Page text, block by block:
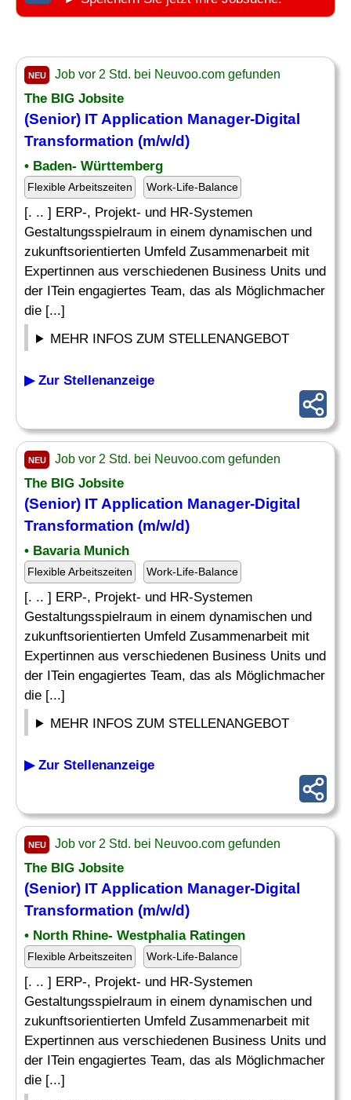
NEU Job vor 2 Std. bei Neuvoo.com gefunden
The BIG Jobsite
(Senior) IT Application Manager-Digital
Transformation (m/w/d)
• Baden- Württemberg
Flexible Arbeitszeiten Work-Life-Balance
[. .. ] ERP-, Projekt- und HR-Systemen
Gestaltungsspielraum in einem dynamischen und
zukunftsorientierten Umfeld Zusammenarbeit mit
Expertinnen aus verschiedenen Business Units und
der ITein engagiertes Team, das als Möglichmacher
die [...]
MEHR INFOS ZUM STELLENANGEBOT
▶ Zur Stellenanzeige
NEU Job vor 2 Std. bei Neuvoo.com gefunden
The BIG Jobsite
(Senior) IT Application Manager-Digital
Transformation (m/w/d)
• Bavaria Munich
Flexible Arbeitszeiten Work-Life-Balance
[. .. ] ERP-, Projekt- und HR-Systemen
Gestaltungsspielraum in einem dynamischen und
zukunftsorientierten Umfeld Zusammenarbeit mit
Expertinnen aus verschiedenen Business Units und
der ITein engagiertes Team, das als Möglichmacher
die [...]
MEHR INFOS ZUM STELLENANGEBOT
▶ Zur Stellenanzeige
NEU Job vor 2 Std. bei Neuvoo.com gefunden
The BIG Jobsite
(Senior) IT Application Manager-Digital
Transformation (m/w/d)
• North Rhine- Westphalia Ratingen
Flexible Arbeitszeiten Work-Life-Balance
[. .. ] ERP-, Projekt- und HR-Systemen
Gestaltungsspielraum in einem dynamischen und
zukunftsorientierten Umfeld Zusammenarbeit mit
Expertinnen aus verschiedenen Business Units und
der ITein engagiertes Team, das als Möglichmacher
die [...]